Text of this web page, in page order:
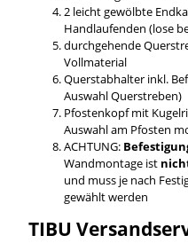
2 leicht gewölbte
Handlaufenden (lose
durchgehende
Vollmaterial
Querstabhalter inkl.
Auswahl Querstreben)
Pfostenkopf mit
Auswahl am Pfosten
ACHTUNG:
Wandmontage ist
und muss je nach
gewählt werden
TIBU